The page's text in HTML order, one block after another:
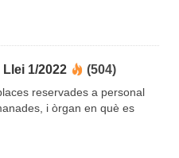
1/2022 (504)
reservades a personal
i òrgan en què es